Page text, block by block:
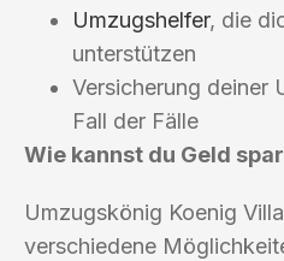
Umzugshelfer, die
unterstützen
Versicherung deiner
Fall der Fälle
Wie kannst du Geld
Umzugskönig Koenig
verschiedene